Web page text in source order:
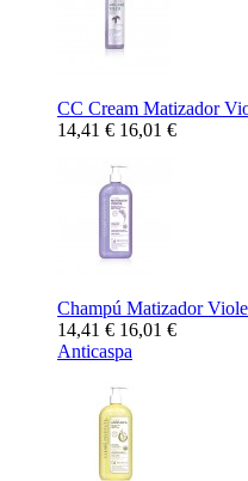
CC Cream Matizador
14,41 € 16,01 €
Champú Matizador
14,41 € 16,01 €
Anticaspa